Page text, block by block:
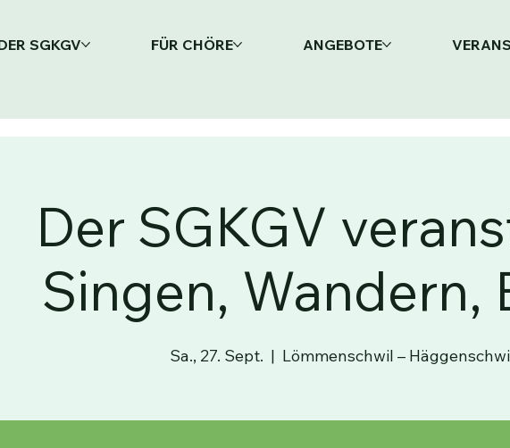
SGKGV FÜR CHÖRE ANGEBOTE
Der SGKGV
Singen, Wandern,
Sa., 27. Sept.
  |
Lömmenschwil –